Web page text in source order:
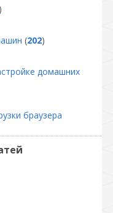
)
(202)
домашних
браузера